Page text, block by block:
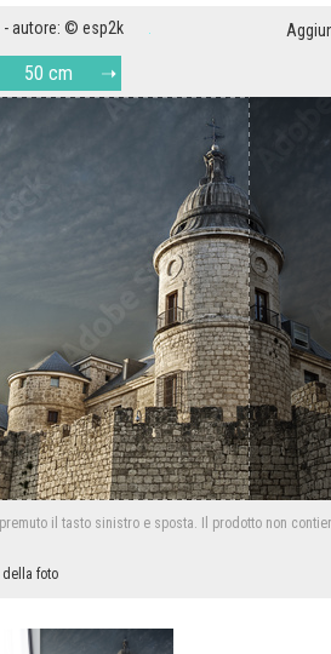
- autore: © esp2k
50 cm
il tasto sinistro e sposta.
Il prodotto non
della foto